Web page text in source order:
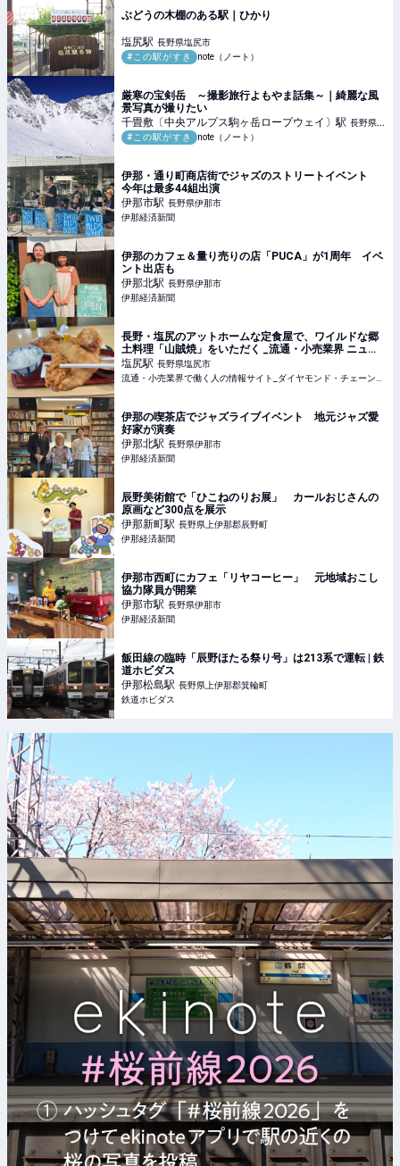
ぶどうの木棚のある駅｜ひかり
塩尻駅 長野県塩尻市
#この駅がすき
note（ノート）
厳寒の宝剣岳 ～撮影旅行よもやま話集～｜綺麗な風
景写真が撮りたい
千畳敷〔中央アルプス駒ヶ岳ロープウェイ〕駅 長野県駒
ヶ根市
#この駅がすき note（ノート）
伊那・通り町商店街でジャズのストリートイベント
今年は最多44組出演
伊那市駅 長野県伊那市
伊那経済新聞
伊那のカフェ＆量り売りの店「PUCA」が1周年 イベ
ント出店も
伊那北駅 長野県伊那市
伊那経済新聞
長野・塩尻のアットホームな定食屋で、ワイルドな郷
土料理「山賊焼」をいただく _流通・小売業界 ニュー
スサイト【ダイヤモンド・チェーンストアオンライ
ン】
塩尻駅 長野県塩尻市
伊那の喫茶店でジャズライブイベント 地元ジャズ愛
好家が演奏
伊那北駅 長野県伊那市
伊那経済新聞
辰野美術館で「ひこねのりお展」 カールおじさんの
原画など300点を展示
伊那新町駅 長野県上伊那郡辰野町
伊那経済新聞
伊那市西町にカフェ「リヤコーヒー」 元地域おこし
協力隊員が開業
伊那市駅 長野県伊那市
伊那経済新聞
飯田線の臨時「辰野ほたる祭り号」は213系で運転 | 鉄
道ホビダス
伊那松島駅 長野県上伊那郡箕輪町
鉄道ホビダス